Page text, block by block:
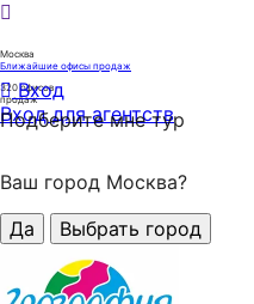
Москва
Ближайшие офисы продаж
320офисов
продаж
Вход
Вход для агентств
Подберите мне тур
Ваш город Москва?
Да
Выбрать город